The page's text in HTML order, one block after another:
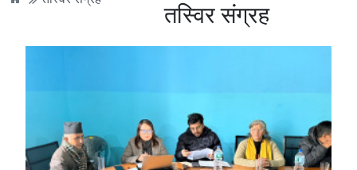
तस्विर संग्रह